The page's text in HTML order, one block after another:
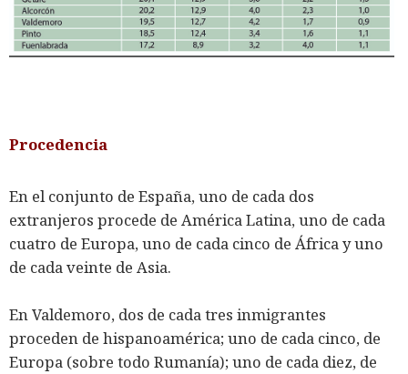
Procedencia
En el conjunto de España, uno de cada dos
extranjeros procede de América Latina, uno de cada
cuatro de Europa, uno de cada cinco de África y uno
de cada veinte de Asia.
En Valdemoro, dos de cada tres inmigrantes
proceden de hispanoamérica; uno de cada cinco, de
Europa (sobre todo Rumanía); uno de cada diez, de